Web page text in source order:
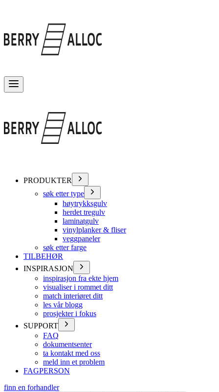
PRODUKTER
søk etter type
høytrykksgulv
herdet tregulv
laminatgulv
vinylplanker & fliser
veggpaneler
søk etter farge
TILBEHØR
INSPIRASJON
inspirasjon fra ekte hjem
visualiser i rommet ditt
match interiøret ditt
les vår blogg
prosjekter i fokus
SUPPORT
FAQ
dokumentsenter
ta kontakt med oss
meld inn et problem
FAGPERSON
finn en forhandler